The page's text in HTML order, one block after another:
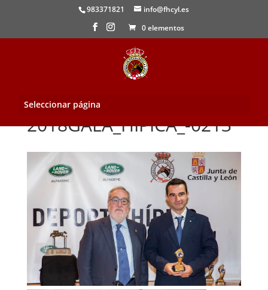
983371821
info@fhcyl.es
0 elementos
Seleccionar página
2018GALA_HIPICA_-0213